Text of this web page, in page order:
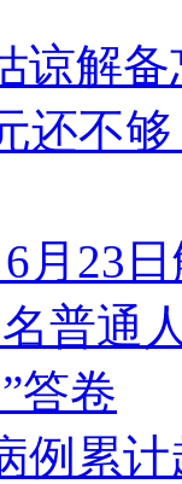
谅解
还不
6月23
名普
答卷
例累